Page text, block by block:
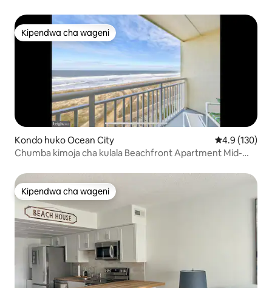
Kipendwa cha wageni
Kipendwa cha wageni
Kondo huko Ocean City Ukadiriaji wa
4.9 (130)
Chumba kimoja cha kulala Beachfront Apartment Mid-
Kipendwa cha wageni
Kipendwa cha wageni